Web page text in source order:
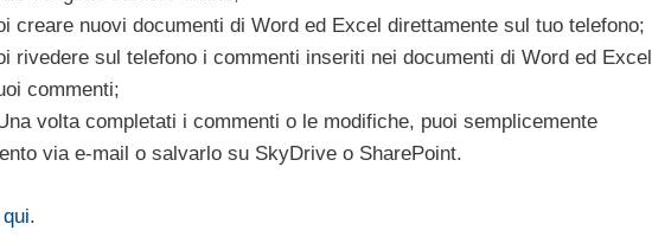
creare nuovi documenti di Word ed Excel direttamente sul tuo telefono;
rivedere sul telefono i commenti inseriti nei documenti di Word ed Excel
commenti;
volta completati i commenti o le modifiche, puoi semplicemente
via e-mail o salvarlo su SkyDrive o SharePoint.
.